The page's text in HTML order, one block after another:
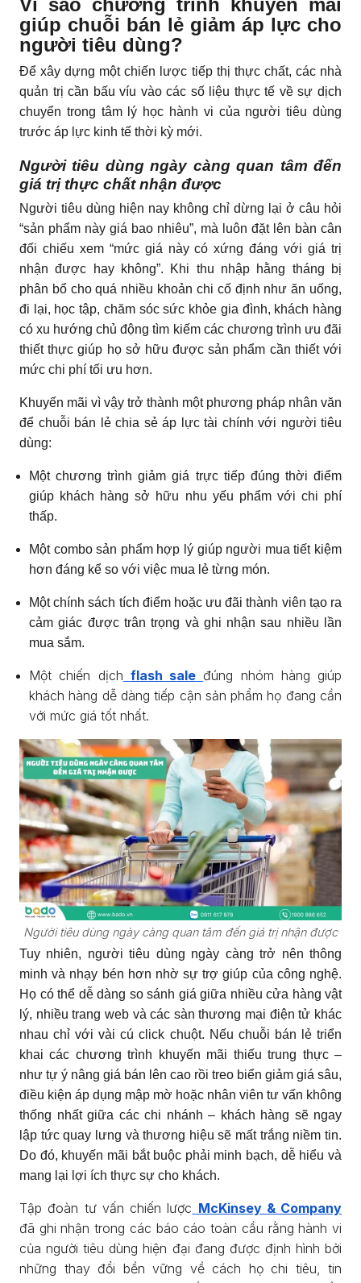
giúp chuỗi bán lẻ giảm áp lực cho
người tiêu dùng?
Để xây dựng một chiến lược tiếp thị thực chất, các nhà
quản trị cần bấu víu vào các số liệu thực tế về sự dịch
chuyển trong tâm lý học hành vi của người tiêu dùng
trước áp lực kinh tế thời kỳ mới.
Người tiêu dùng ngày càng quan tâm đến
giá trị thực chất nhận được
Người tiêu dùng hiện nay không chỉ dừng lại ở câu hỏi
“sản phẩm này giá bao nhiêu”, mà luôn đặt lên bàn cân
đối chiếu xem “mức giá này có xứng đáng với giá trị
nhận được hay không”. Khi thu nhập hằng tháng bị
phân bổ cho quá nhiều khoản chi cố định như ăn uống,
đi lại, học tập, chăm sóc sức khỏe gia đình, khách hàng
có xu hướng chủ động tìm kiếm các chương trình ưu đãi
thiết thực giúp họ sở hữu được sản phẩm cần thiết với
mức chi phí tối ưu hơn.
Khuyến mãi vì vậy trở thành một phương pháp nhân văn
để chuỗi bán lẻ chia sẻ áp lực tài chính với người tiêu
dùng:
Một chương trình giảm giá trực tiếp đúng thời điểm
giúp khách hàng sở hữu nhu yếu phẩm với chi phí
thấp.
Một combo sản phẩm hợp lý giúp người mua tiết kiệm
hơn đáng kể so với việc mua lẻ từng món.
Một chính sách tích điểm hoặc ưu đãi thành viên tạo ra
cảm giác được trân trọng và ghi nhận sau nhiều lần
mua sắm.
Một chiến dịch flash sale đúng nhóm hàng giúp
khách hàng dễ dàng tiếp cận sản phẩm họ đang cần
với mức giá tốt nhất.
Người tiêu dùng ngày càng quan tâm đến giá trị nhận được
Tuy nhiên, người tiêu dùng ngày càng trở nên thông
minh và nhạy bén hơn nhờ sự trợ giúp của công nghệ.
Họ có thể dễ dàng so sánh giá giữa nhiều cửa hàng vật
lý, nhiều trang web và các sàn thương mại điện tử khác
nhau chỉ với vài cú click chuột. Nếu chuỗi bán lẻ triển
khai các chương trình khuyến mãi thiếu trung thực –
như tự ý nâng giá bán lên cao rồi treo biển giảm giá sâu,
điều kiện áp dụng mập mờ hoặc nhân viên tư vấn không
thống nhất giữa các chi nhánh – khách hàng sẽ ngay
lập tức quay lưng và thương hiệu sẽ mất trắng niềm tin.
Do đó, khuyến mãi bắt buộc phải minh bạch, dễ hiểu và
mang lại lợi ích thực sự cho khách.
Tập đoàn tư vấn chiến lược McKinsey & Company
đã ghi nhận trong các báo cáo toàn cầu rằng hành vi
của người tiêu dùng hiện đại đang được định hình bởi
những thay đổi bền vững về cách họ chi tiêu, tin